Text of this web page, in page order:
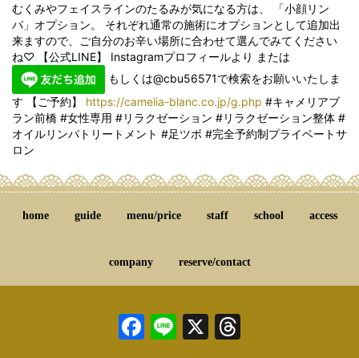
むくみやフェイスラインのたるみが気になる方は、 「小顔リン
パ」オプション。 それぞれ通常の施術にオプションとして追加出
来ますので、ご自分のお辛い場所に合わせて選んでみてください
ね♡ 【公式LINE】 Instagramプロフィールより または
もしくは@cbu56571で検索をお願いいたしま
す 【ご予約】 https://camelia-blanc.co.jp/g.php #キャメリアブ
ラン前橋 #女性専用 #リラクゼーション #リラクゼーション整体 #
オイルリンパトリートメント #足ツボ #完全予約制プライベートサ
ロン
home guide menu/price staff school access
company reserve/contact
Facebook
Line
X